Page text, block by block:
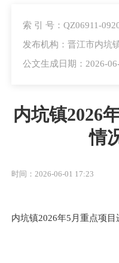
索 引 号：QZ06911-
发布机构：晋江市内坑
公文生成日期：2026-
内坑镇2026
情
时间：2026-06-01 17:23
内坑镇2026年5月重点项